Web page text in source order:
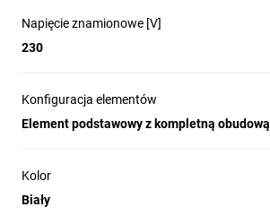
Napięcie znamionowe [V]
230
Konfiguracja elementów
Element podstawowy z kompletną obudową
Kolor
Biały